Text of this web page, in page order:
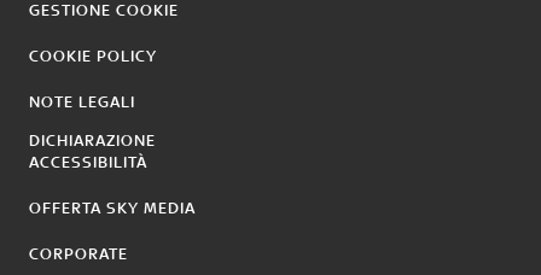
GESTIONE COOKIE
COOKIE POLICY
NOTE LEGALI
DICHIARAZIONE
ACCESSIBILITÀ
OFFERTA SKY MEDIA
CORPORATE